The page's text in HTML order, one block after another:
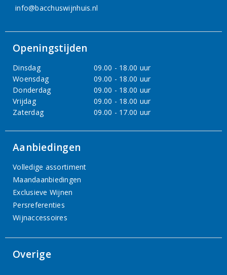
info@bacchuswijnhuis.nl
Openingstijden
Dinsdag
09.00 - 18.00 uur
Woensdag
09.00 - 18.00 uur
Donderdag
09.00 - 18.00 uur
Vrijdag
09.00 - 18.00 uur
Zaterdag
09.00 - 17.00 uur
Aanbiedingen
Volledige assortiment
Maandaanbiedingen
Exclusieve Wijnen
Persreferenties
Wijnaccessoires
Overige